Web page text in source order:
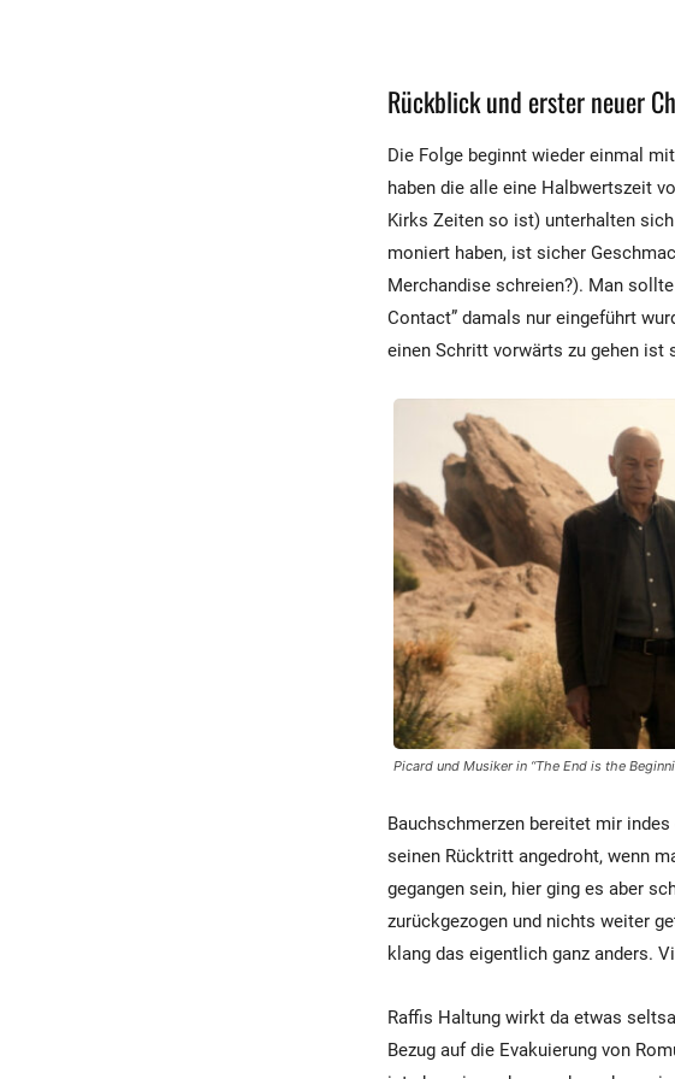
Rückblick und erster neuer
Die Folge beginnt wieder einmal
haben die alle eine Halbwertszeit
Kirks Zeiten so ist) unterhalten
moniert haben, ist sicher
Merchandise schreien?). Man
Contact” damals nur eingeführt
einen Schritt vorwärts zu gehen ist
Picard und Musiker in “The End is the
Bauchschmerzen bereitet mir
seinen Rücktritt angedroht, wenn
gegangen sein, hier ging es aber
zurückgezogen und nichts weiter
klang das eigentlich ganz anders.
Raffis Haltung wirkt da etwas
Bezug auf die Evakuierung von